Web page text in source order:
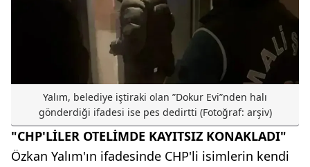
Yalım, belediye iştiraki olan ʺDokur Eviʺnden halı
gönderdiği ifadesi ise pes dedirtti (Fotoğraf: arşiv)
"CHP'LİLER OTELİMDE KAYITSIZ KONAKLADI"
Özkan Yalım'ın ifadesinde CHP'li isimlerin kendi